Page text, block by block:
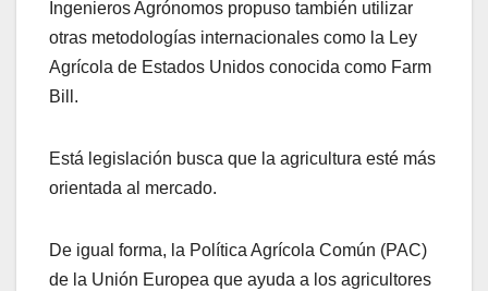
Ingenieros Agrónomos propuso también utilizar
otras metodologías internacionales como la Ley
Agrícola de Estados Unidos conocida como Farm
Bill.
Está legislación busca que la agricultura esté más
orientada al mercado.
De igual forma, la Política Agrícola Común (PAC)
de la Unión Europea que ayuda a los agricultores